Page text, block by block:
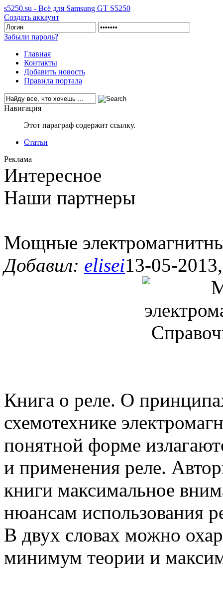
s5250.su - Всё для Samsung GT S5250
Создать аккаунт
Забыли пароль?
Главная
Контакты
Добавить новость
Правила портала
Навигация
Этот параграф содержит ссылку.
Статьи
Реклама
Интересное
Наши партнеры
Мощные
Добавил: elisei13-05-
Книга о реле. О
схемотехнике
понятной форме
и применения реле.
книги максимальное
нюансам использования
В двух словах можно
минимум теории и